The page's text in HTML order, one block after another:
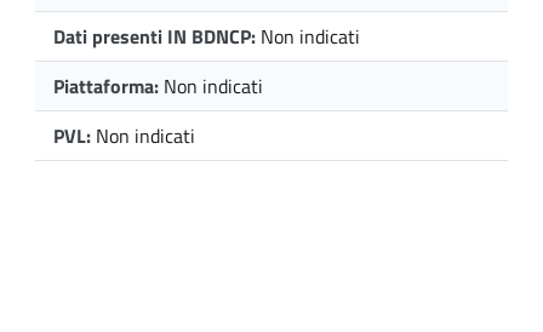
Dati presenti IN BDNCP: Non indicati
Piattaforma: Non indicati
PVL: Non indicati